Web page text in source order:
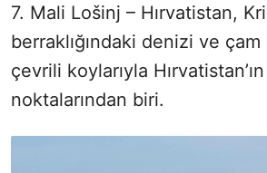
7. Mali Lošinj – Hırvatistan,
berraklığındaki denizi ve çam
çevrili koylarıyla
noktalarından biri.